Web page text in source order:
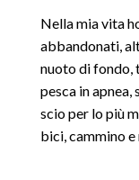
Nella mia vita
abbandonati,
nuoto di fondo,
pesca in
scio per lo più
bici, cammino e